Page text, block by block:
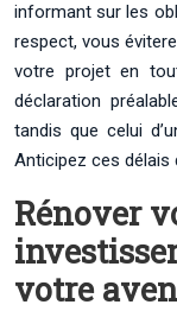
informant sur les
respect, vous
votre projet en
déclaration
tandis que celui
Anticipez ces délais
Rénover
votre